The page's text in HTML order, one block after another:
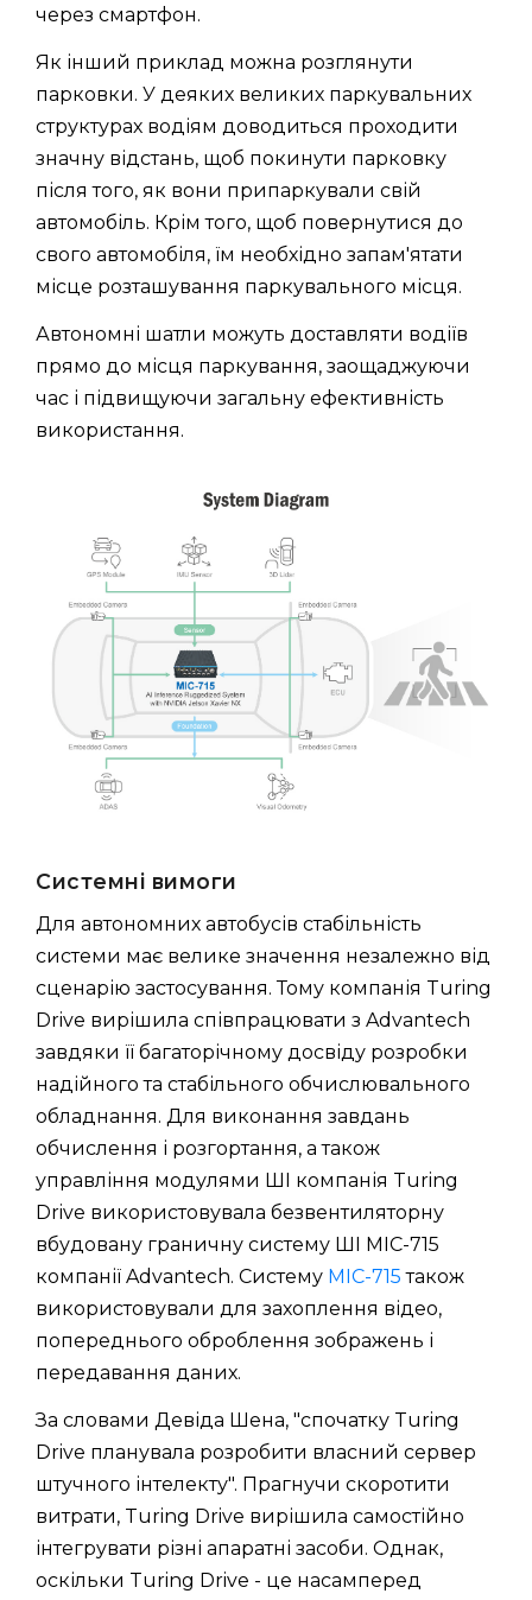
через смартфон.
Як інший приклад можна розглянути
парковки. У деяких великих паркувальних
структурах водіям доводиться проходити
значну відстань, щоб покинути парковку
після того, як вони припаркували свій
автомобіль. Крім того, щоб повернутися до
свого автомобіля, їм необхідно запам'ятати
місце розташування паркувального місця.
Автономні шатли можуть доставляти водіїв
прямо до місця паркування, заощаджуючи
час і підвищуючи загальну ефективність
використання.
Системні вимоги
Для автономних автобусів стабільність
системи має велике значення незалежно від
сценарію застосування. Тому компанія Turing
Drive вирішила співпрацювати з Advantech
завдяки її багаторічному досвіду розробки
надійного та стабільного обчислювального
обладнання. Для виконання завдань
обчислення і розгортання, а також
управління модулями ШІ компанія Turing
Drive використовувала безвентиляторну
вбудовану граничну систему ШІ MIC-715
компанії Advantech. Систему MIC-715 також
використовували для захоплення відео,
попереднього оброблення зображень і
передавання даних.
За словами Девіда Шена, "спочатку Turing
Drive планувала розробити власний сервер
штучного інтелекту". Прагнучи скоротити
витрати, Turing Drive вирішила самостійно
інтегрувати різні апаратні засоби. Однак,
оскільки Turing Drive - це насамперед